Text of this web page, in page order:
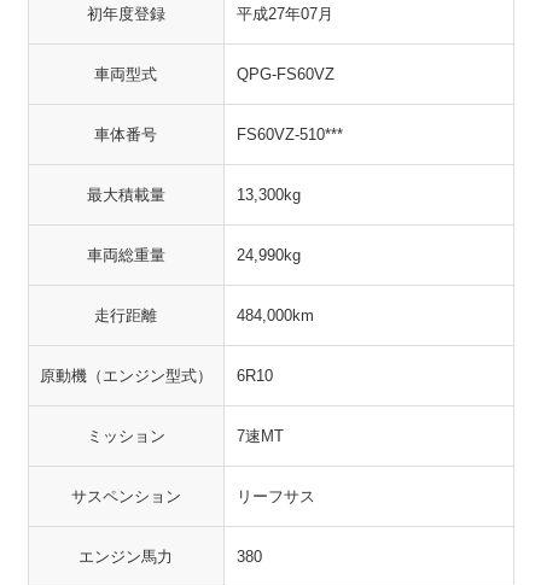
初年度登録 平成27年07月
車両型式 QPG-FS60VZ
車体番号 FS60VZ-510***
最大積載量 13,300kg
車両総重量 24,990kg
走行距離 484,000km
原動機（エンジン型式） 6R10
ミッション 7速MT
サスペンション リーフサス
エンジン馬力 380